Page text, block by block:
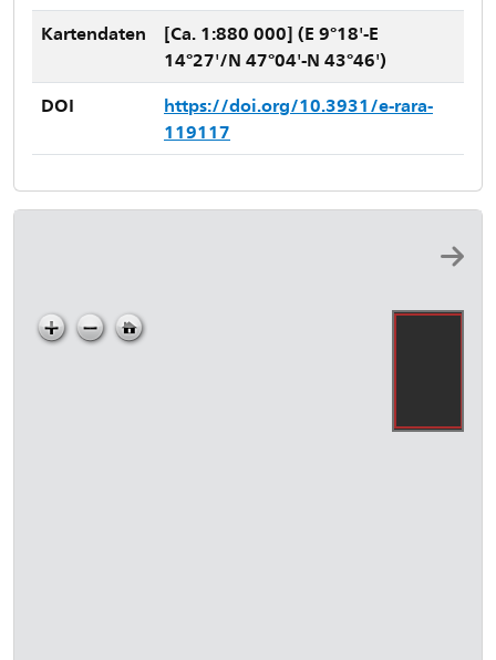
Kartendaten
[Ca. 1:880 000] (E 9°18'-E
14°27'/N 47°04'-N 43°46')
DOI
https://doi.org/10.3931/e-rara-
119117